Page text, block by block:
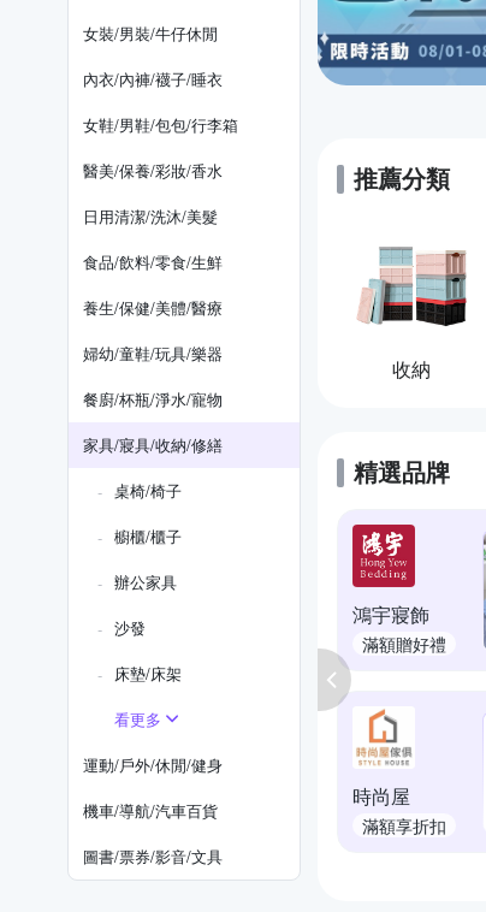
女裝/男裝/牛仔休閒
內衣/內褲/襪子/睡衣
女鞋/男鞋/包包/行李箱
醫美/保養/彩妝/香水
日用清潔/洗沐/美髮
食品/飲料/零食/生鮮
養生/保健/美體/醫療
婦幼/童鞋/玩具/樂器
餐廚/杯瓶/淨水/寵物
家具/寢具/收納/修繕
桌椅/椅子
櫥櫃/櫃子
辦公家具
沙發
床墊/床架
看更多
運動/戶外/休閒/健身
機車/導航/汽車百貨
圖書/票券/影音/文具
推薦分類
收納
精選品牌
鴻宇寢飾
滿額贈好禮
時尚屋
滿額享折扣